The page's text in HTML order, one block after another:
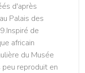
d'après
Palais des
de
africain
du Musée
peu reproduit en